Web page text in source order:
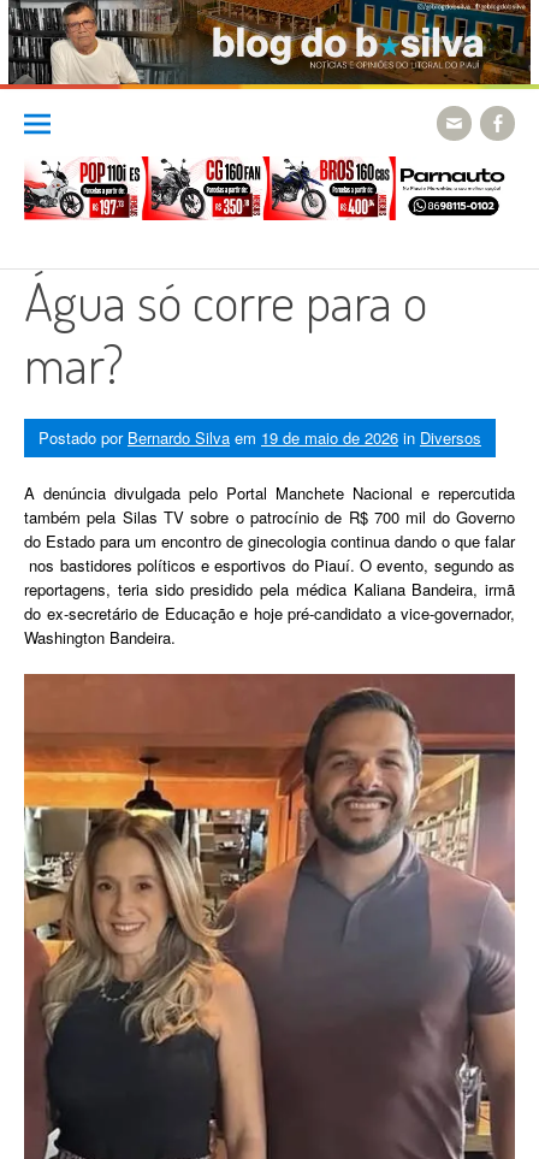
Skip
content
Água só corre para o
mar?
Postado por Bernardo Silva em 19 de maio de 2026 in Diversos
A denúncia divulgada pelo Portal Manchete Nacional e repercutida
também pela Silas TV sobre o patrocínio de R$ 700 mil do Governo
do Estado para um encontro de ginecologia continua dando o que falar
nos bastidores políticos e esportivos do Piauí. O evento, segundo as
reportagens, teria sido presidido pela médica Kaliana Bandeira, irmã
do ex-secretário de Educação e hoje pré-candidato a vice-governador,
Washington Bandeira.